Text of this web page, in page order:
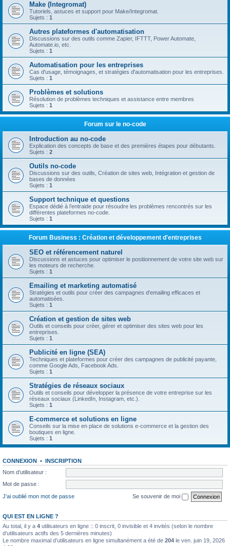
Make (Integromat)
Tutoriels, astuces et support pour Make/Integromat.
Sujets : 1
Autres plateformes d'automatisation
Discussions sur des outils comme Zapier, IFTTT, Power Automate,
Automate.io, etc.
Sujets : 1
Automatisation pour les entreprises
Cas d'usage, témoignages, et stratégies d'automatisation pour les entreprises.
Sujets : 1
Problèmes et solutions
Résolution de problèmes techniques et assistance entre membres
Sujets : 1
Forum sur le no-code
Introduction au no-code
Explication des concepts de base et des premières étapes pour débutants.
Sujets : 2
Outils no-code
Discussions sur des outils, Création de sites web, Intégration et gestion de
bases de données
Sujets : 1
Support technique et questions
Espace dédié à l’entraide pour résoudre les problèmes rencontrés sur les
différentes plateformes no-code.
Sujets : 1
Forum Business : Création et développement d'entreprises
SEO et référencement naturel
Discussions et astuces pour optimiser le positionnement de votre site web sur
les moteurs de recherche.
Sujets : 1
Emailing et marketing automatisé
Stratégies et outils pour créer des campagnes d'emailing efficaces et
automatisées.
Sujets : 1
Création et gestion de sites web
Outils et conseils pour créer, gérer et optimiser des sites web pour les
entreprises.
Sujets : 1
Publicité en ligne (SEA)
Techniques et plateformes pour créer des campagnes de publicité payante,
comme Google Ads, Facebook Ads.
Sujets : 1
Stratégies de réseaux sociaux
Outils et conseils pour développer la présence de votre entreprise sur les
réseaux sociaux (LinkedIn, Instagram, etc.).
Sujets : 1
E-commerce et solutions en ligne
Conseils sur la mise en place de solutions e-commerce et la gestion des
boutiques en ligne.
Sujets : 1
CONNEXION • INSCRIPTION
Nom d’utilisateur :
Mot de passe :
J’ai oublié mon mot de passe
Se souvenir de moi
QUI EST EN LIGNE ?
Au total, il y a 4 utilisateurs en ligne :: 0 inscrit, 0 invisible et 4 invités (selon le nombre
d’utilisateurs actifs des 5 dernières minutes)
Le nombre maximal d’utilisateurs en ligne simultanément a été de 204 le ven. juin 19, 2026